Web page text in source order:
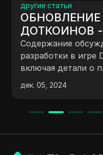
другие статьи
ДОТКОИНОВ
ДОБЫЧИ DTC
новости о
обновление
Содержание
разработки в
включая детали о
предстоящих
дополнениях к
упоминаются
дек. 05, 2024